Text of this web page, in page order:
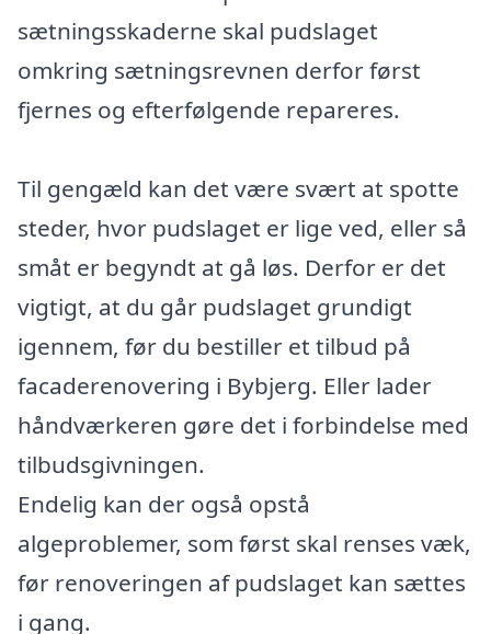
sætningsskaderne skal pudslaget
omkring sætningsrevnen derfor først
fjernes og efterfølgende repareres.
Til gengæld kan det være svært at spotte
steder, hvor pudslaget er lige ved, eller så
småt er begyndt at gå løs. Derfor er det
vigtigt, at du går pudslaget grundigt
igennem, før du bestiller et tilbud på
facaderenovering i Bybjerg. Eller lader
håndværkeren gøre det i forbindelse med
tilbudsgivningen.
Endelig kan der også opstå
algeproblemer, som først skal renses væk,
før renoveringen af pudslaget kan sættes
i gang.